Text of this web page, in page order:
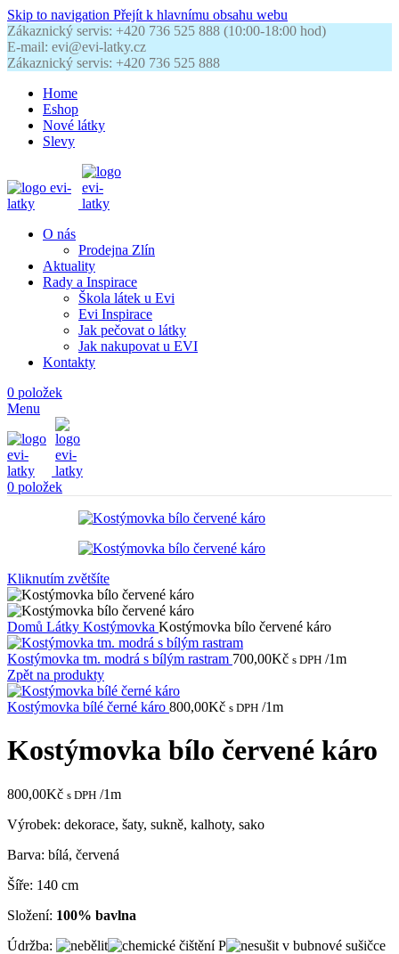
Skip to navigation Přejít k hlavnímu obsahu webu
Zákaznický servis: +420 736 525 888 (10:00-18:00 hod)
E-mail: evi@evi-latky.cz
Zákaznický servis: +420 736 525 888
Home
Eshop
Nové látky
Slevy
O nás
Prodejna Zlín
Aktuality
Rady a Inspirace
Škola látek u Evi
Evi Inspirace
Jak pečovat o látky
Jak nakupovat u EVI
Kontakty
0 položek
Menu
0 položek
Kliknutím zvětšíte
Domů Látky Kostýmovka Kostýmovka bílo červené káro
Kostýmovka tm. modrá s bílým rastram 700,00Kč s DPH /1m
Zpět na produkty
Kostýmovka bílé černé káro 800,00Kč s DPH /1m
Kostýmovka bílo červené káro
800,00Kč s DPH /1m
Výrobek: dekorace, šaty, sukně, kalhoty, sako
Barva: bílá, červená
Šíře: 140 cm
Složení: 100% bavlna
Údržba: